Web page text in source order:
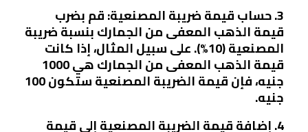
3. حساب قيمة ضريبة المصنعية: قم بضرب
قيمة الذهب المعفى من الجمارك بنسبة ضريبة
المصنعية (10%). على سبيل المثال، إذا كانت
قيمة الذهب المعفى من الجمارك هي 1000
جنيه، فإن قيمة الضريبة المصنعية ستكون 100
جنيه.
4. إضافة قيمة الضريبة المصنعية إلى قيمة